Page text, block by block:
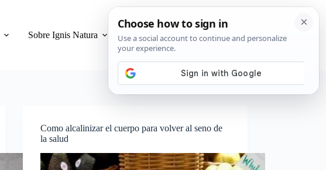
Sobre Ignis Natura Privacidad y Cookies
Como alcalinizar el cuerpo para volver al seno de
la salud